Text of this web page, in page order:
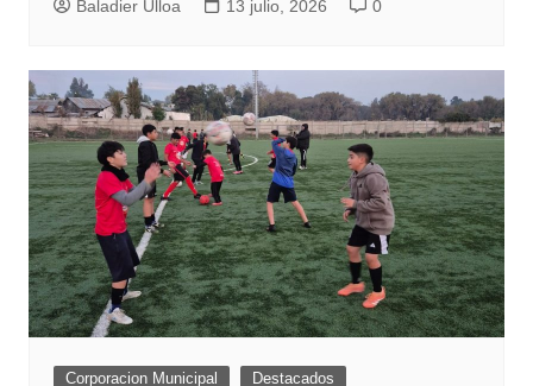
Baladier Ulloa 13 julio, 2026 0
Corporacion Municipal Destacados